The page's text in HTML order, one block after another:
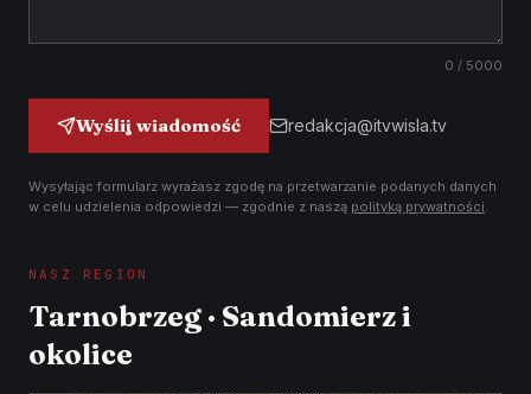
0 / 5000
Wyślij wiadomość redakcja@itvwisla.tv
Wysyłając formularz wyrażasz zgodę na przetwarzanie podanych danych
w celu udzielenia odpowiedzi — zgodnie z naszą polityką prywatności
NASZ REGION
Tarnobrzeg · Sandomierz i
okolice